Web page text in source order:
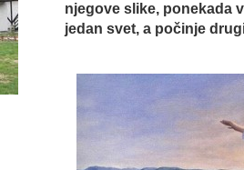
njegove slike, ponekada
jedan svet, a počinje